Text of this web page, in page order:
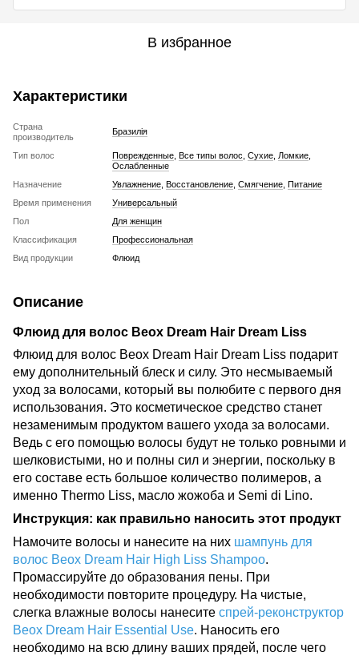
В избранное
Характеристики
Страна
производитель
Бразилія
Тип волос Поврежденные Все типы волос Сухие Ломкие
Ослабленные
Назначение
Увлажнение Восстановление Смягчение Питание
Время применения
Универсальный
Пол
Для женщин
Классификация
Профессиональная
Вид продукции
Флюид
Описание
Флюид для волос Beox Dream Hair Dream Liss
Флюид для волос Beox Dream Hair Dream Liss подарит
ему дополнительный блеск и силу. Это несмываемый
уход за волосами, который вы полюбите с первого дня
использования. Это косметическое средство станет
незаменимым продуктом вашего ухода за волосами.
Ведь с его помощью волосы будут не только ровными и
шелковистыми, но и полны сил и энергии, поскольку в
его составе есть большое количество полимеров, а
именно Thermo Liss, масло жожоба и Semi di Lino.
Инструкция: как правильно наносить этот продукт
Намочите волосы и нанесите на них шампунь для
волос Beox Dream Hair High Liss Shampoo.
Промассируйте до образования пены. При
необходимости повторите процедуру. На чистые,
слегка влажные волосы нанесите спрей-реконструктор
Beox Dream Hair Essential Use. Наносить его
необходимо на всю длину ваших прядей, после чего